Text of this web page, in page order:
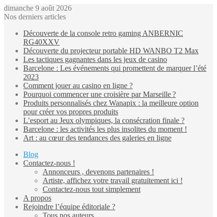
dimanche 9 août 2026
Nos derniers articles
Découverte de la console retro gaming ANBERNIC
RG40XXV
Découverte du projecteur portable HD WANBO T2 Max
Les tactiques gagnantes dans les jeux de casino
Barcelone : Les événements qui promettent de marquer l’été
2023
Comment jouer au casino en ligne ?
Pourquoi commencer une croisière par Marseille ?
Produits personnalisés chez Wanapix : la meilleure option
pour créer vos propres produits
L’esport au Jeux olympiques, la consécration finale ?
Barcelone : les activités les plus insolites du moment !
Art : au cœur des tendances des galeries en ligne
Blog
Contactez-nous !
Annonceurs , devenons partenaires !
Artiste, affichez votre travail gratuitement ici !
Contactez-nous tout simplement
A propos
Rejoindre l’équipe éditoriale ?
Tous nos auteurs